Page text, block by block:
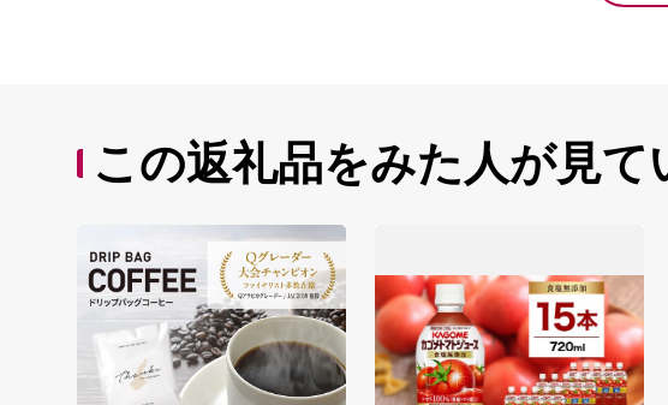
この返礼品をみた人が見て